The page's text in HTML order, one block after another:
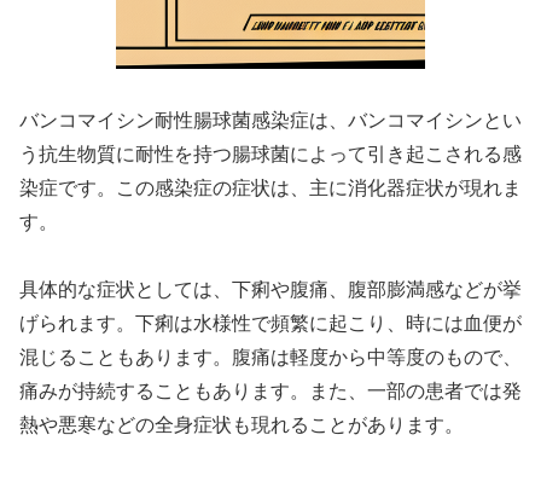
バンコマイシン耐性腸球菌感染症は、バンコマイシンとい
う抗生物質に耐性を持つ腸球菌によって引き起こされる感
染症です。この感染症の症状は、主に消化器症状が現れま
す。
具体的な症状としては、下痢や腹痛、腹部膨満感などが挙
げられます。下痢は水様性で頻繁に起こり、時には血便が
混じることもあります。腹痛は軽度から中等度のもので、
痛みが持続することもあります。また、一部の患者では発
熱や悪寒などの全身症状も現れることがあります。